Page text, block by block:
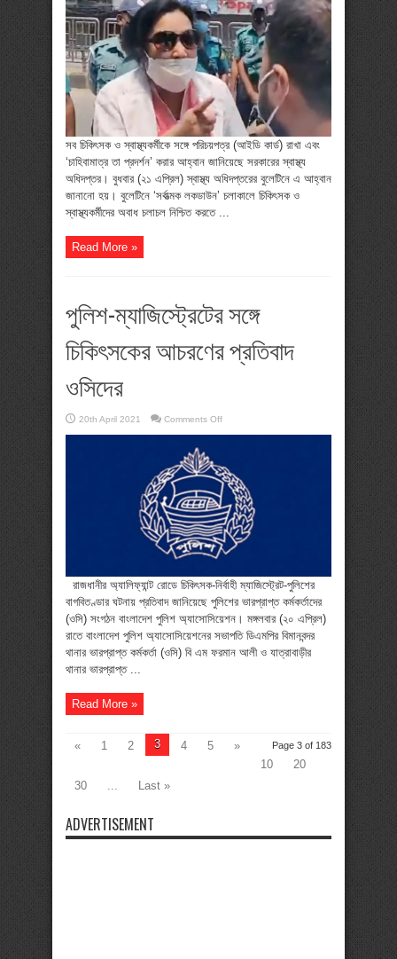
আইডি
কার্ড
দেখাতে
হবে
সব চিকিৎসক ও স্বাস্থ্যকর্মীকে সঙ্গে পরিচয়পত্র (আইডি কার্ড) রাখা এবং
‘চাহিবামাত্র তা প্রদর্শন’ করার আহ্বান জানিয়েছে সরকারের স্বাস্থ্য
অধিদপ্তর। বুধবার (২১ এপ্রিল) স্বাস্থ্য অধিদপ্তরের বুলেটিনে এ আহ্বান
জানানো হয়। বুলেটিনে ‘সর্বাত্মক লকডাউন’ চলাকালে চিকিৎসক ও
স্বাস্থ্যকর্মীদের অবাধ চলাচল নিশ্চিত করতে ...
Read More »
পুলিশ-ম্যাজিস্ট্রেটের সঙ্গে
চিকিৎসকের আচরণের প্রতিবাদ
ওসিদের
20th April 2021 Comments Offon
আচরণের
প্রতিবাদ
ওসিদের
রাজধানীর অ্যালিফ্যান্ট রোডে চিকিৎসক-নির্বাহী ম্যাজিস্ট্রেট-পুলিশের
বাগবিতণ্ডার ঘটনায় প্রতিবাদ জানিয়েছে পুলিশের ভারপ্রাপ্ত কর্মকর্তাদের
(ওসি) সংগঠন বাংলাদেশ পুলিশ অ্যাসোসিয়েশন। মঙ্গলবার (২০ এপ্রিল)
রাতে বাংলাদেশ পুলিশ অ্যাসোসিয়েশনের সভাপতি ডিএমপির বিমানবন্দর
থানার ভারপ্রাপ্ত কর্মকর্তা (ওসি) বি এম ফরমান আলী ও যাত্রাবাড়ীর
থানার ভারপ্রাপ্ত ...
Read More »
Page 3 of 183
« 1 2 3 4 5
»
10
20
30
... Last »
ADVERTISEMENT